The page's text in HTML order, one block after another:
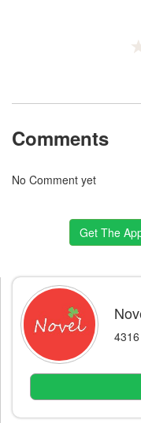
Comments
No Comment yet
Get The